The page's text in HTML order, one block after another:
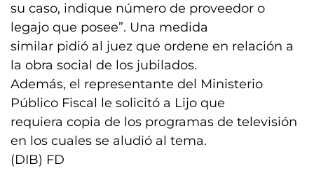
su caso, indique número de proveedor o
legajo que posee”. Una medida
similar pidió al juez que ordene en relación a
la obra social de los jubilados.
Además, el representante del Ministerio
Público Fiscal le solicitó a Lijo que
requiera copia de los programas de televisión
en los cuales se aludió al tema.
(DIB) FD